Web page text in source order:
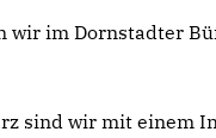
wir im Dornstadter
sind wir mit einem